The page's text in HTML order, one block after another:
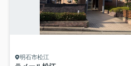
明石市松江